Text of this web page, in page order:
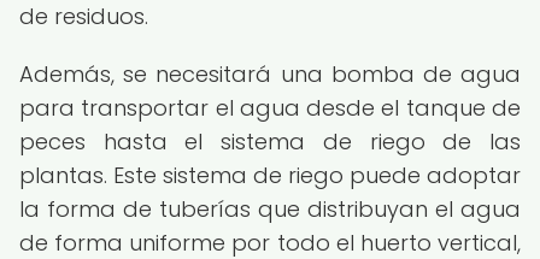
de residuos.
Además, se necesitará una bomba de agua
para transportar el agua desde el tanque de
peces hasta el sistema de riego de las
plantas. Este sistema de riego puede adoptar
la forma de tuberías que distribuyan el agua
de forma uniforme por todo el huerto vertical,